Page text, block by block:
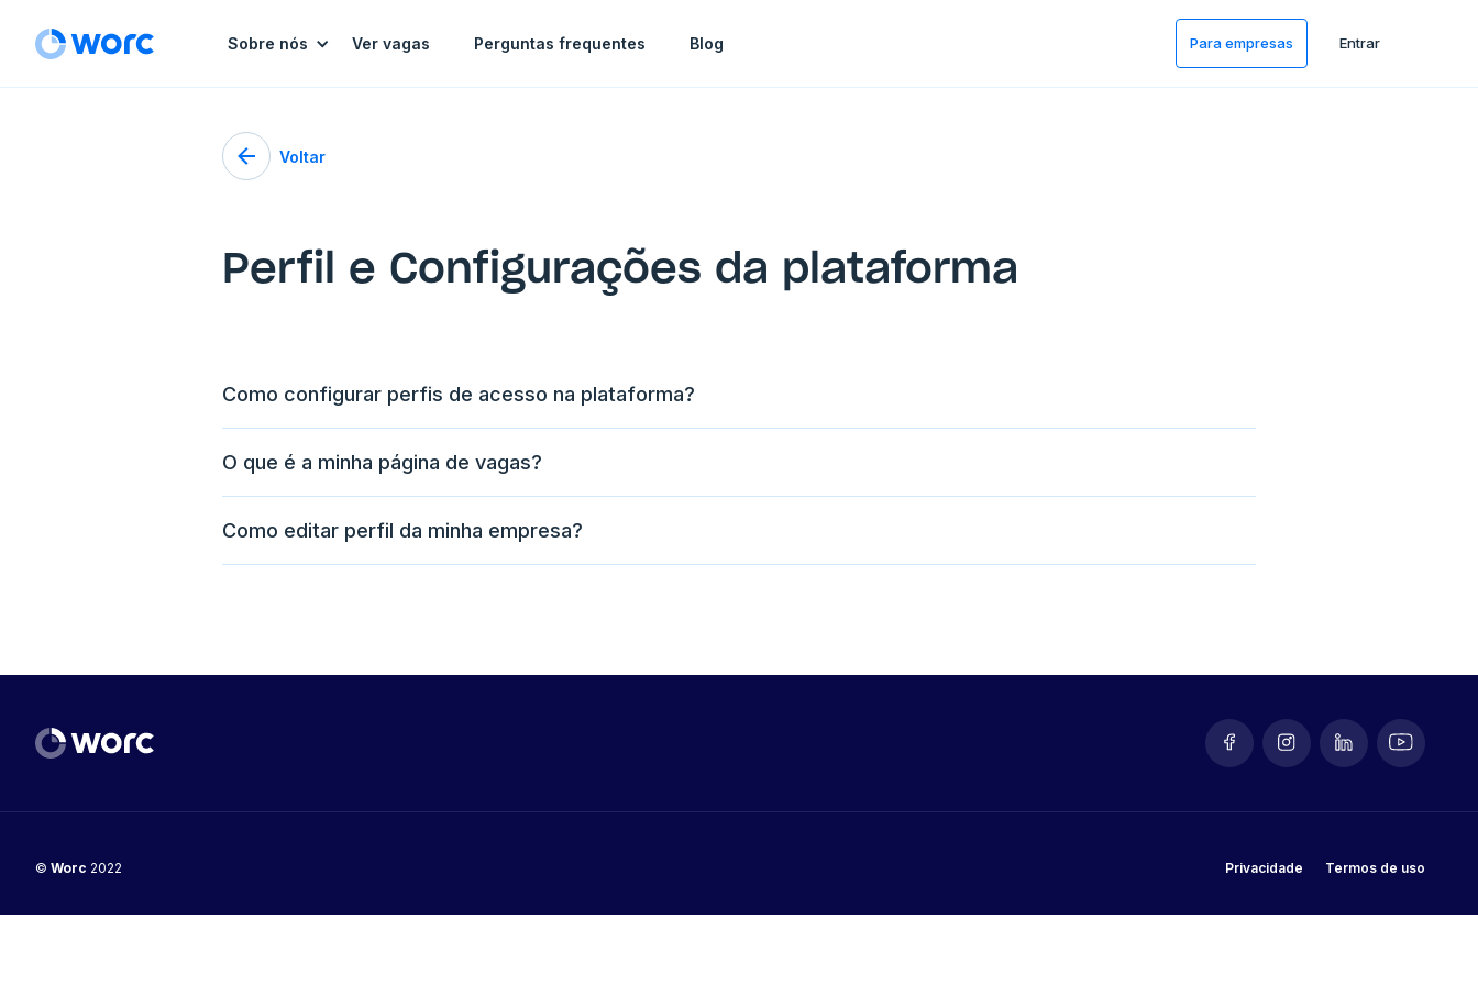
Sobre nós Ver vagas Perguntas frequentes Blog Para empresas Entrar
Voltar
Perfil e Configurações da plataforma
Como configurar perfis de acesso na plataforma?
O que é a minha página de vagas?
Como editar perfil da minha empresa?
© Worc 2022 Privacidade Termos de uso